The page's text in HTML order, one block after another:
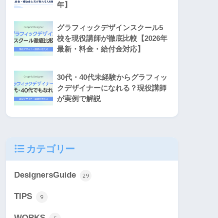
年】
グラフィックデザインスクール5
校を現役講師が徹底比較【2026年
最新・料金・給付金対応】
30代・40代未経験からグラフィッ
クデザイナーになれる？現役講師
が実例で解説
カテゴリー
DesignersGuide 29
TIPS 9